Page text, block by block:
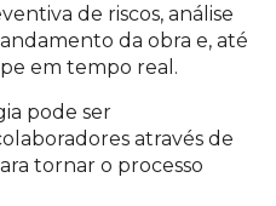
de riscos, análise
da obra e, até
em tempo real.
pode ser
através de
tornar o processo